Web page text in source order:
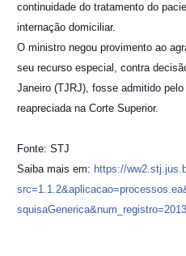
continuidade do tratamento do
internação domiciliar.
O ministro negou provimento ao
seu recurso especial, contra
Janeiro (TJRJ), fosse admitido
reapreciada na Corte Superior.
Fonte: STJ
Saiba mais em: https://
src=1.1.2&aplicacao=proces
squisaGenerica&num_registr